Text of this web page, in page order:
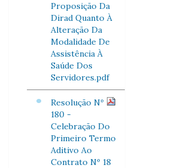
Proposição Da
Dirad Quanto À
Alteração Da
Modalidade De
Assistência À
Saúde Dos
Servidores.pdf
Resolução Nº
180 -
Celebração Do
Primeiro Termo
Aditivo Ao
Contrato Nº 18